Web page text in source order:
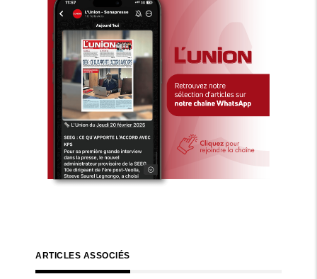
ARTICLES ASSOCIÉS